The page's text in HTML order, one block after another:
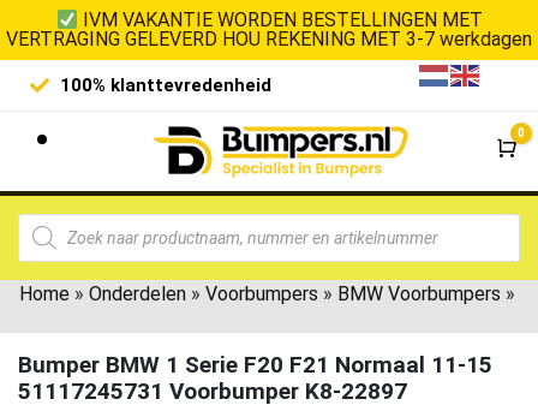
IVM VAKANTIE WORDEN BESTELLINGEN MET
VERTRAGING GELEVERD HOU REKENING MET 3-7 werkdagen
100% klanttevredenheid
0
Home » Onderdelen » Voorbumpers » BMW Voorbumpers »
Bumper BMW 1 Serie F20 F21 Normaal 11-15
51117245731 Voorbumper K8-22897